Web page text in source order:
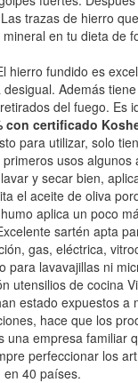
Las trazas de hierro
en tu dieta
hierro fundido es
Además
del fuego. Es
con certificado
para utilizar, solo
usos
y secar bien,
el aceite de oliva
aplica un poco
sartén apta
gas, eléctrica,
para lavavajillas ni
utensilios de cocina
estado expuestos
hace que los
una empresa familiar
perfeccionar los
40 países.